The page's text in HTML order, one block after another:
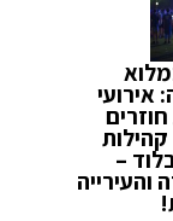
אירועי
–